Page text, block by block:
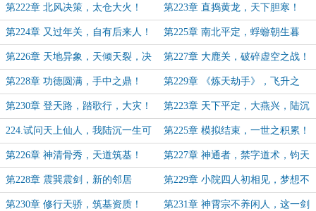
第222章 北风决策，太仓大火！ 第223章 直捣黄龙，天下胆寒！
第224章 又过年关，自有后来人！ 第225章 南北平定，蜉蝣朝生暮
死！
第226章 天地异象，天倾天裂，决
战到来！
第227章 大鹿关，破碎虚空之战！
第228章 功德圆满，手中之鼎！ 第229章 《炼天劫手》，飞升之
门！
第230章 登天路，踏歌行，大灾！ 第223章 天下平定，大燕兴，陆沉
皇！（结束篇上！）
224.试问天上仙人，我陆沉一生可
否精彩？（结束篇下）
第225章 模拟结束，一世之积累！
第226章 神清骨秀，天道筑基！ 第227章 神通者，禁字道术，钧天
剑诀！
第228章 震巽震剑，新的邻居 第229章 小院四人初相见，梦想不
大！
第230章 修行天骄，筑基资质！ 第231章 神霄宗不养闲人，这一剑